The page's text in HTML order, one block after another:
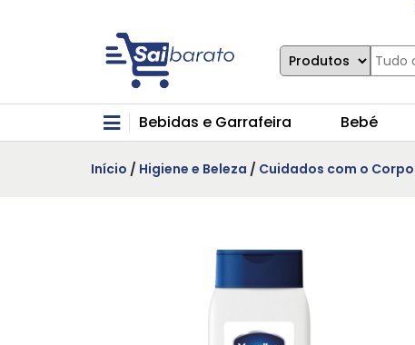
Bebidas e Garrafeira Bebé
Início / Higiene e Beleza / Cuidados com o Corpo